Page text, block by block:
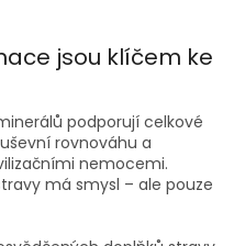
jsou klíčem ke
podporují celkové
rovnováhu a
nemocemi.
má smysl – ale pouze